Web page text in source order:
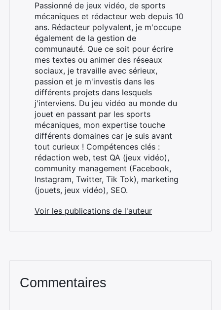
Passionné de jeux vidéo, de sports
mécaniques et rédacteur web depuis 10
ans. Rédacteur polyvalent, je m'occupe
également de la gestion de
communauté. Que ce soit pour écrire
mes textes ou animer des réseaux
sociaux, je travaille avec sérieux,
passion et je m'investis dans les
différents projets dans lesquels
j'interviens. Du jeu vidéo au monde du
jouet en passant par les sports
mécaniques, mon expertise touche
différents domaines car je suis avant
tout curieux ! Compétences clés :
rédaction web, test QA (jeux vidéo),
community management (Facebook,
Instagram, Twitter, Tik Tok), marketing
(jouets, jeux vidéo), SEO.
Voir les publications de l'auteur
Commentaires